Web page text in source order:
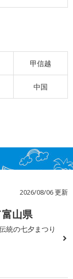
甲信越
中国
2026/08/06 更新
山県
統の七夕まつり